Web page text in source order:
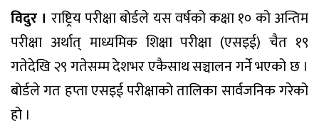
विदुर । राष्ट्रिय परीक्षा बोर्डले यस वर्षको कक्षा १० को अन्तिम
परीक्षा अर्थात् माध्यमिक शिक्षा परीक्षा (एसइई) चैत १९
गतेदेखि २९ गतेसम्म देशभर एकैसाथ सञ्चालन गर्ने भएको छ ।
बोर्डले गत हप्ता एसइई परीक्षाको तालिका सार्वजनिक गरेको
हो ।